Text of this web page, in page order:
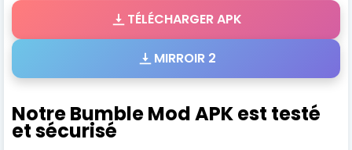
TÉLÉCHARGER APK
MIRROIR 2
Notre Bumble Mod APK est testé
et sécurisé